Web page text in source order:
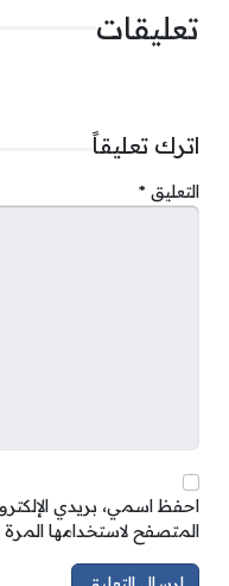
تعليقات
اترك تعليقاً
التعليق *
احفظ اسمي، بريدي
المتصفح لاستخدامها